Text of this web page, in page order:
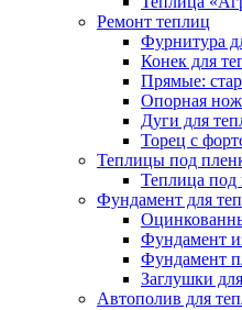
Ремонт теплиц
Фурнитура
Конек для
Прямые:
Опорная
Дуги для
Торец с
Теплицы под
Теплица
Фундамент для
Фундамент
Фундамент
Заглушки
Автополив для